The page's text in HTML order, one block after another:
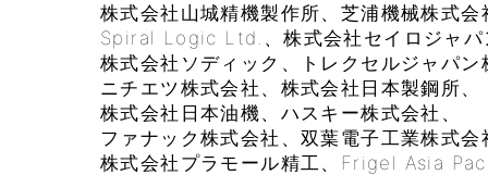
株式会社山城精機製作所、芝浦機械株式会
Spiral Logic Ltd.、株式会社セイロジャパ
株式会社ソディック、トレクセルジャパン
ニチエツ株式会社、株式会社日本製鋼所、
株式会社日本油機、ハスキー株式会社、
ファナック株式会社、双葉電子工業株式会
株式会社プラモール精工、Frigel Asia